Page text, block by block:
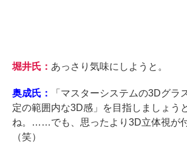
堀井氏： あっさり気味にしようと。
奥成氏：
「マスターシステムの3Dグラ
定の範囲内な3D感」を目指しましょう
ね。……でも、思ったより3D立体視が
（笑）